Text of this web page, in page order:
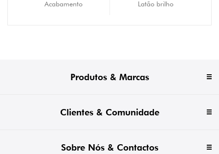
Acabamento Latão brilho
Produtos & Marcas
Clientes & Comunidade
Sobre Nós & Contactos